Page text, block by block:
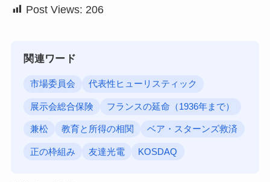
Post Views: 206
関連ワード
市場委員会 代表性ヒューリスティック
展示会総合保険 フランスの延命（1936年まで）
兼松 教育と所得の相関 ベア・スターンズ救済
正の枠組み 友達光電 KOSDAQ